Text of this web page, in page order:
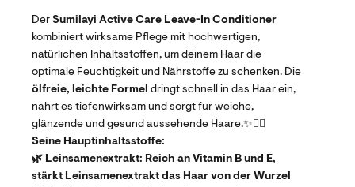
Der Sumilayi Active Care Leave-In Conditioner
kombiniert wirksame Pflege mit hochwertigen,
natürlichen Inhaltsstoffen, um deinem Haar die
optimale Feuchtigkeit und Nährstoffe zu schenken. Die
ölfreie, leichte Formel dringt schnell in das Haar ein,
nährt es tiefenwirksam und sorgt für weiche,
glänzende und gesund aussehende Haare.✨💁‍♀️
Seine Hauptinhaltsstoffe:
🌿 Leinsamenextrakt: Reich an Vitamin B und E,
stärkt Leinsamenextrakt das Haar von der Wurzel